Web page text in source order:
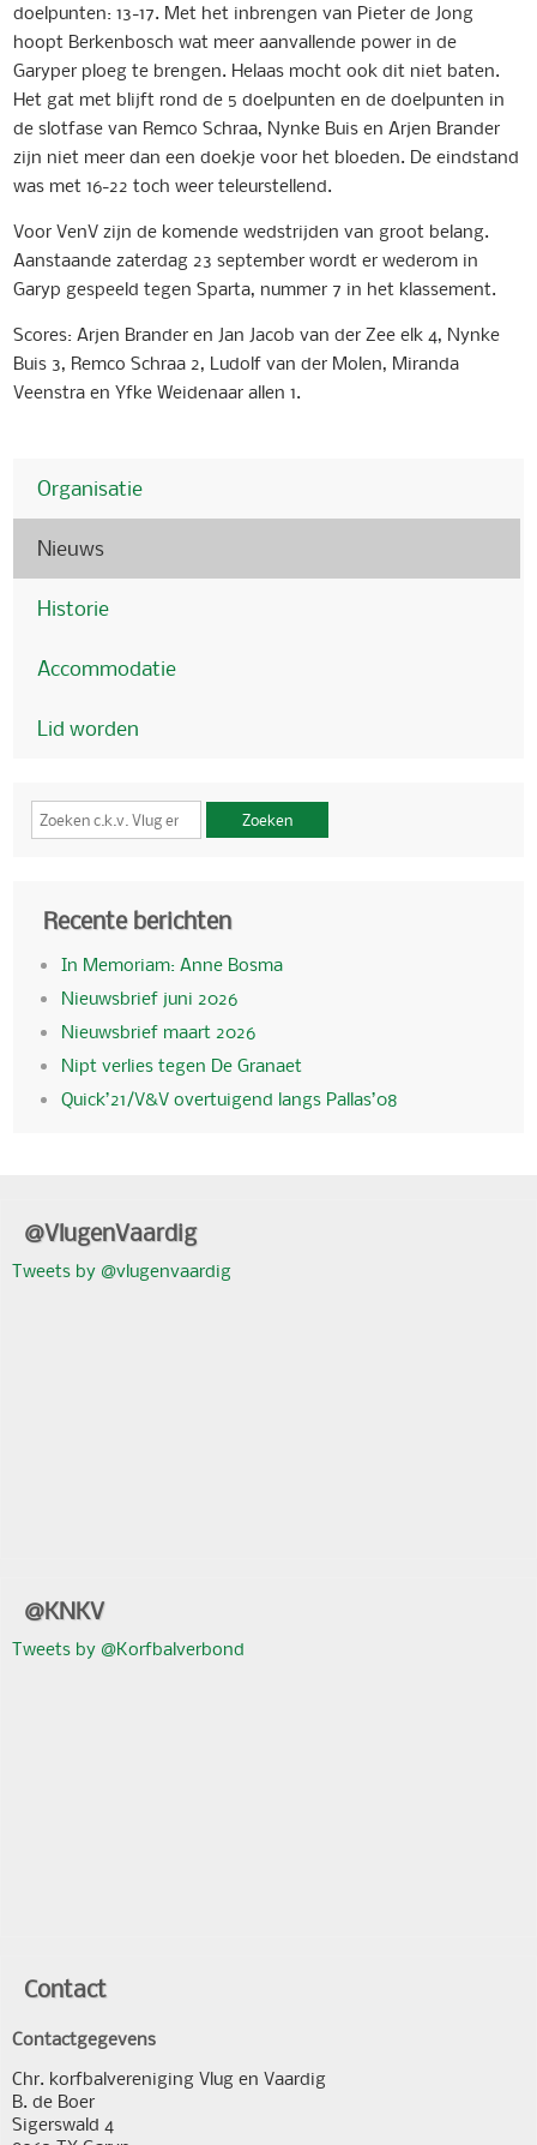
doelpunten: 13-17. Met het inbrengen van Pieter de Jong
hoopt Berkenbosch wat meer aanvallende power in de
Garyper ploeg te brengen. Helaas mocht ook dit niet baten.
Het gat met blijft rond de 5 doelpunten en de doelpunten in
de slotfase van Remco Schraa, Nynke Buis en Arjen Brander
zijn niet meer dan een doekje voor het bloeden. De eindstand
was met 16-22 toch weer teleurstellend.
Voor VenV zijn de komende wedstrijden van groot belang.
Aanstaande zaterdag 23 september wordt er wederom in
Garyp gespeeld tegen Sparta, nummer 7 in het klassement.
Scores: Arjen Brander en Jan Jacob van der Zee elk 4, Nynke
Buis 3, Remco Schraa 2, Ludolf van der Molen, Miranda
Veenstra en Yfke Weidenaar allen 1.
Organisatie
Nieuws
Historie
Accommodatie
Lid worden
Zoeken
Recente berichten
In Memoriam: Anne Bosma
Nieuwsbrief juni 2026
Nieuwsbrief maart 2026
Nipt verlies tegen De Granaet
Quick’21/V&V overtuigend langs Pallas’08
@VlugenVaardig
Tweets by @vlugenvaardig
@KNKV
Tweets by @Korfbalverbond
Contact
Contactgegevens
Chr. korfbalvereniging Vlug en Vaardig
B. de Boer
Sigerswald 4